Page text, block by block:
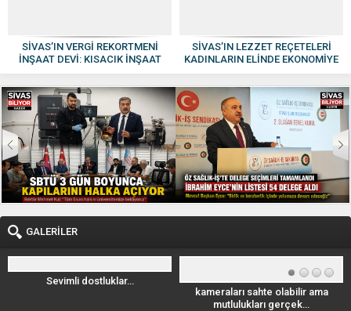
SİVAS’IN VERGİ REKORTMENİ
İNŞAAT DEVİ: KISACIK İNŞAAT
GÜVEN VE KALİTENİN ADI OLDU
SİVAS’IN LEZZET REÇETELERİ
KADINLARIN ELİNDE EKONOMİYE
KAZANDIRILIYOR
GALERİLER
Sevimli dostluklar…
kameraları sahte olabilir ama
mutlulukları gerçek…